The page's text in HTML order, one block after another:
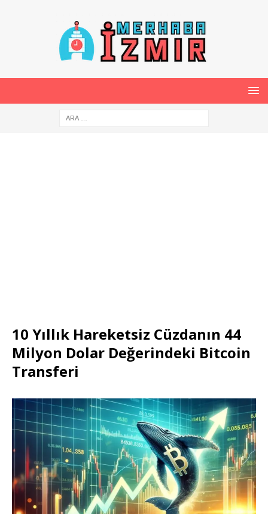
10 Yıllık Hareketsiz Cüzdanın 44
Milyon Dolar Değerindeki Bitcoin
Transferi